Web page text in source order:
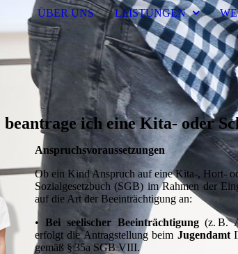
ÜBER UNS LEISTUNGEN
ich eine Kita- oder
Anspruchsvoraussetzungen
Ob ein Kind Anspruch auf eine Kita-, Hort-
Sozialgesetzbuch (SGB) im Rahmen der
auf die Art der Beeinträchtigung an:
• Bei seelischer Beeinträchtigung(z. B.
erfolgt die Antragstellung beim Jugendamt
gemäß § 35a SGB VIII.